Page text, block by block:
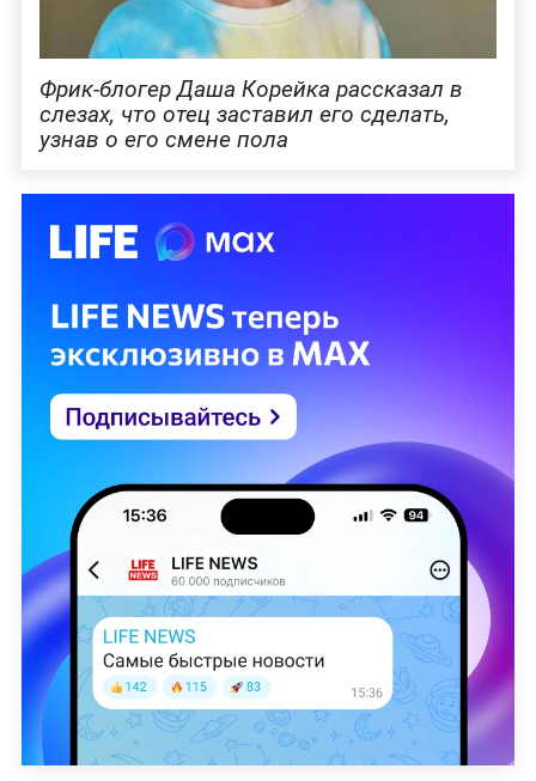
Фрик-блогер Даша Корейка рассказал в
слезах, что отец заставил его сделать,
узнав о его смене пола